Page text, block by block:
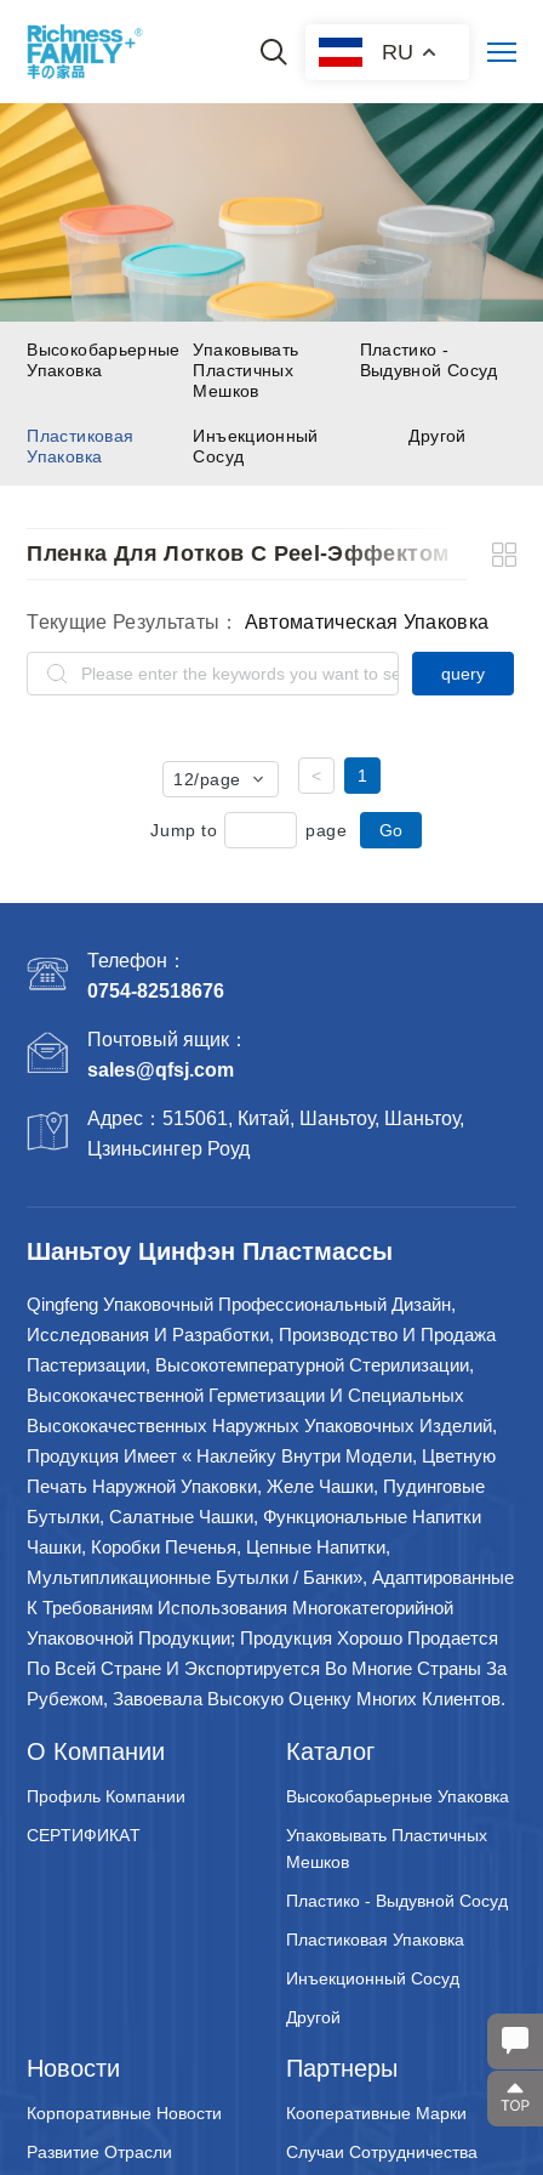
RU
Высокобарьерные
Упаковка
Упаковывать
Пластичных
Мешков
Пластико -
Выдувной Сосуд
Пластиковая
Упаковка
Инъекционный
Сосуд
Другой
Пленка Для Лотков С Peel-Эффектом
Текущие Результаты： Автоматическая Упаковка
query
12/page < 1
Jump to page Go
Телефон：
0754-82518676
Почтовый ящик：
sales@qfsj.com
Адрес：515061, Китай, Шаньтоу, Шаньтоу,
Цзиньсингер Роуд
Шаньтоу Цинфэн Пластмассы
Qingfeng Упаковочный Профессиональный Дизайн,
Исследования И Разработки, Производство И Продажа
Пастеризации, Высокотемпературной Стерилизации,
Высококачественной Герметизации И Специальных
Высококачественных Наружных Упаковочных Изделий,
Продукция Имеет « Наклейку Внутри Модели, Цветную
Печать Наружной Упаковки, Желе Чашки, Пудинговые
Бутылки, Салатные Чашки, Функциональные Напитки
Чашки, Коробки Печенья, Цепные Напитки,
Мультипликационные Бутылки / Банки», Адаптированные
К Требованиям Использования Многокатегорийной
Упаковочной Продукции; Продукция Хорошо Продается
По Всей Стране И Экспортируется Во Многие Страны За
Рубежом, Завоевала Высокую Оценку Многих Клиентов.
О Компании
Профиль Компании
CЕPТИФИКАT
Каталог
Высокобарьерные Упаковка
Упаковывать Пластичных
Мешков
Пластико - Выдувной Сосуд
Пластиковая Упаковка
Инъекционный Сосуд
Другой
Новости
Корпоративные Новости
Развитие Отрасли
Партнеры
Кооперативные Марки
Случаи Сотрудничества